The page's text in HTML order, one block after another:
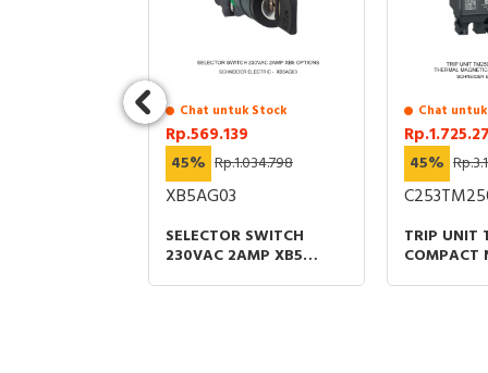
Chat untuk Stock
Rp.569.139
45% Rp.1.034.798
XB5AG03
SELECTOR SWITCH
230VAC 2AMP XB5
Chat
45%
TRIP UNIT
COMPACT